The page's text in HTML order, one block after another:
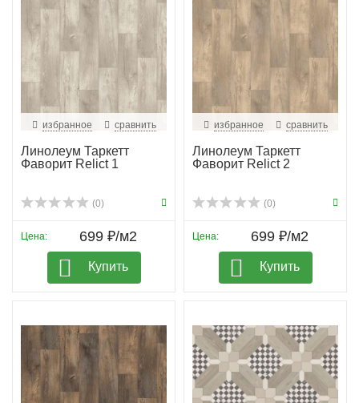
избранное сравнить
Линолеум Таркетт
Фаворит Relict 1
(0)
Цена: 699 ₽/м2
Купить
избранное сравнить
Линолеум Таркетт
Фаворит Relict 2
(0)
Цена: 699 ₽/м2
Купить